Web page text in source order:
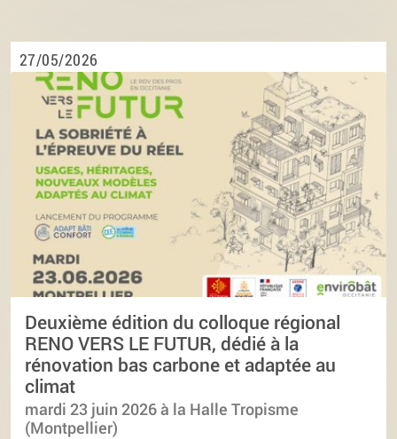
27/05/2026
Deuxième édition du colloque régional
RENO VERS LE FUTUR, dédié à la
rénovation bas carbone et adaptée au
climat
mardi 23 juin 2026 à la Halle Tropisme
(Montpellier)